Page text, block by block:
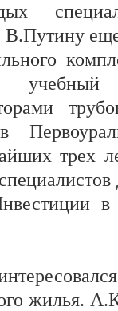
В.Путину
учебный
трех
жилья.